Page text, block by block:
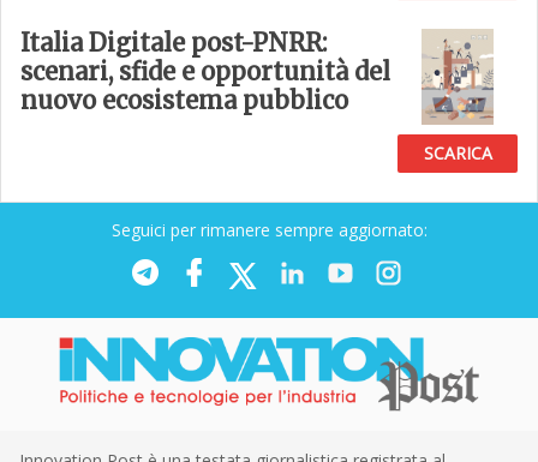
Italia Digitale post-PNRR:
scenari, sfide e opportunità del
nuovo ecosistema pubblico
SCARICA
Seguici per rimanere sempre aggiornato: